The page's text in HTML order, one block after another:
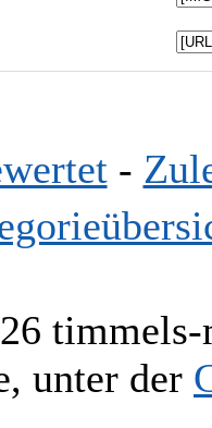
-
timmels-
unter der